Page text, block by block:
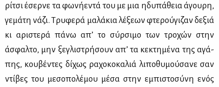
ρί­τσι έσερ­νε τα φω­νή­ε­ντά του με μια ηδυ­πά­θεια άγου­ρη,
γε­μά­τη νά­ζι. Τρυ­φε­ρά μα­λά­κια λέ­ξε­ων φτε­ρού­γι­ζαν δε­ξιά
κι αρι­στε­ρά πά­νω απ’ το σύρ­σι­μο των τρο­χών στην
άσφαλ­το, μην ξε­γλι­στρή­σουν απ’ τα κε­κτη­μέ­να της αγά­
πης, κου­βέ­ντες δί­χως ρα­χο­κο­κα­λιά λι­πο­θυ­μού­σα­νε σαν
ντί­βες του με­σο­πο­λέ­μου μέ­σα στην εμπι­στο­σύ­νη ενός